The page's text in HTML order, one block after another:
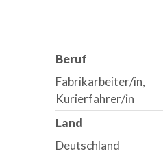
Beruf
Fabrikarbeiter/in,
Kurierfahrer/in
Land
Deutschland